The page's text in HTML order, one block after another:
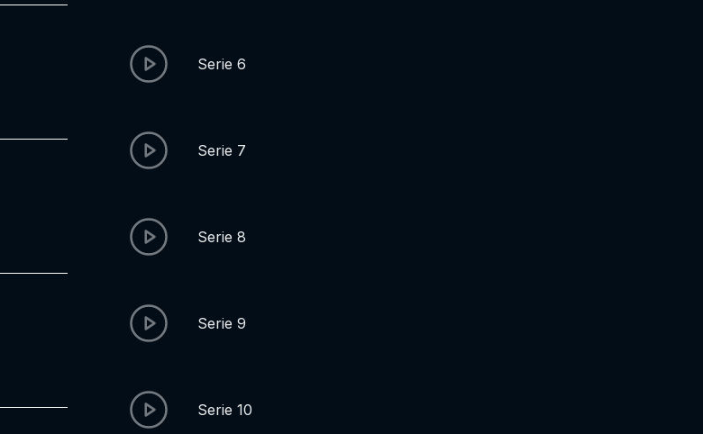
Serie 6
Serie 7
Serie 8
Serie 9
Serie 10